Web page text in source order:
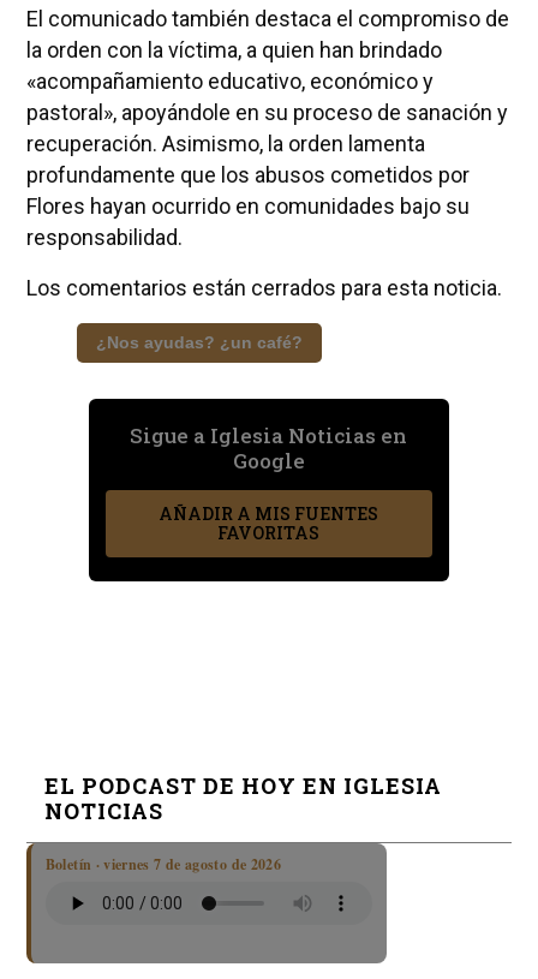
El comunicado también destaca el compromiso de
la orden con la víctima, a quien han brindado
«acompañamiento educativo, económico y
pastoral», apoyándole en su proceso de sanación y
recuperación. Asimismo, la orden lamenta
profundamente que los abusos cometidos por
Flores hayan ocurrido en comunidades bajo su
responsabilidad.
Los comentarios están cerrados para esta noticia.
¿Nos ayudas? ¿un café?
Sigue a Iglesia Noticias en
Google
AÑADIR A MIS FUENTES
FAVORITAS
EL PODCAST DE HOY EN IGLESIA
NOTICIAS
Boletín · viernes 7 de agosto de 2026